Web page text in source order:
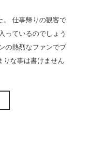
。 仕事帰りの観客で
っているのでしょう
の熱烈なファンでブ
りな事は書けません